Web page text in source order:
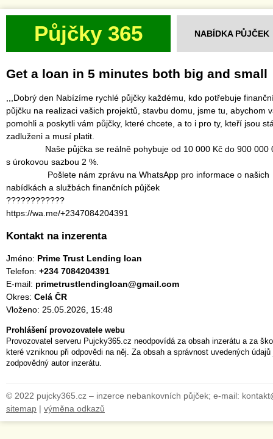
Půjčky 365 NABÍDKA PŮJČEK
Get a loan in 5 minutes both big and small
,,,Dobrý den Nabízíme rychlé půjčky každému, kdo potřebuje
půjčku na realizaci vašich projektů, stavbu domu, jsme tu, abychom
pomohli a poskytli vám půjčky, které chcete, a to i pro ty, kteří jsou
zadluženi a musí platit.
Naše půjčka se reálně pohybuje od 10 000 Kč do 900 000
s úrokovou sazbou 2 %.
‎ Pošlete nám zprávu na WhatsApp pro informace o našich
nabídkách a službách finančních půjček
‎????????????
‎https://wa.me/+2347084204391
Kontakt na inzerenta
Jméno: Prime Trust Lending loan
Telefon: +234 7084204391
E-mail: primetrustlendingloan@gmail.com
Okres: Celá ČR
Vloženo: 25.05.2026, 15:48
Prohlášení provozovatele webu
Provozovatel serveru Pujcky365.cz neodpovídá za obsah inzerátu a za
které vzniknou při odpovědi na něj. Za obsah a správnost uvedených
zodpovědný autor inzerátu.
© 2022 pujcky365.cz – inzerce nebankovních půjček; e-mail:
sitemap | výměna odkazů